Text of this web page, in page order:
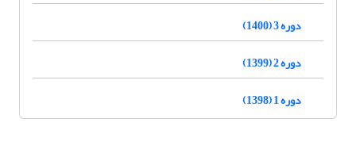
دوره 3 (1400)
دوره 2 (1399)
دوره 1 (1398)